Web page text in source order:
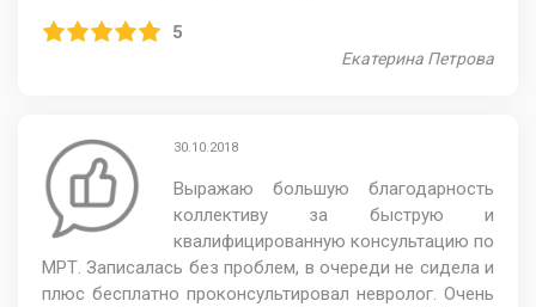
5
Екатерина Петрова
30.10.2018
Выражаю большую благодарность
коллективу за быструю и
квалифицированную консультацию по
МРТ. Записалась без проблем, в очереди не сидела и
плюс бесплатно проконсультировал невролог. Очень